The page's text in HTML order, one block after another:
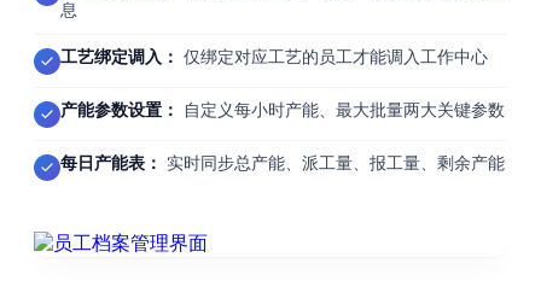
息
工艺绑定调入： 仅绑定对应工艺的员工才能调入工作中心
产能参数设置： 自定义每小时产能、最大批量两大关键参数
每日产能表： 实时同步总产能、派工量、报工量、剩余产能